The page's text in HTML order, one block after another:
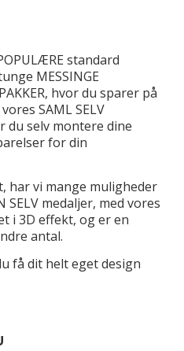
standard
MESSINGE
hvor du sparer på
SAML SELV
du selv montere dine
for din
vi mange muligheder
SELV medaljer, med vores
i 3D effekt, og er en
antal.
få dit helt eget design